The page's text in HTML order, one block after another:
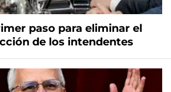
paso para eliminar el
de los intendentes